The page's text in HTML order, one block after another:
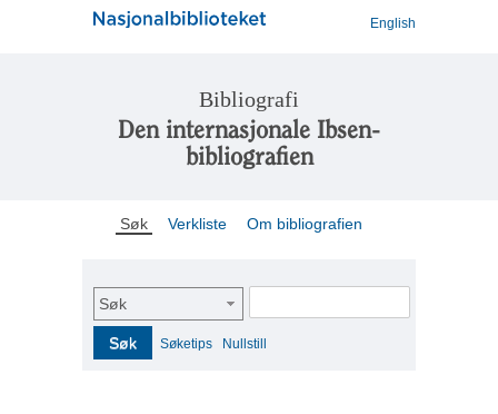
English
Bibliografi
Den internasjonale Ibsen-
bibliografien
Søk Verkliste Om bibliografien
Søk
Søk Søketips Nullstill